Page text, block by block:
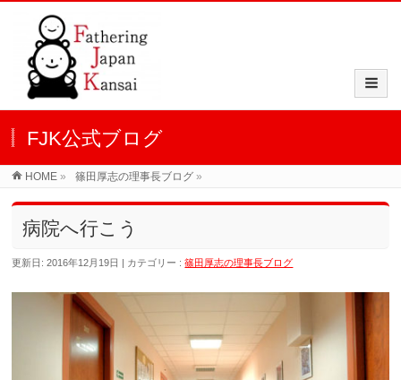
FJK公式ブログ
HOME » 篠田厚志の理事長ブログ »
病院へ行こう
更新日: 2016年12月19日 カテゴリー :篠田厚志の理事長ブログ